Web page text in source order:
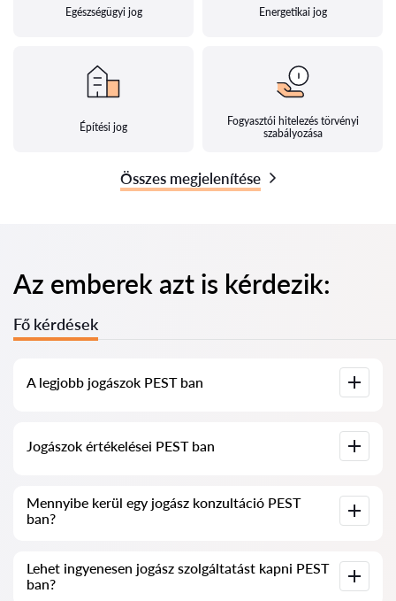
Egészségügyi jog Energetikai jog
Építési jog
Fogyasztói hitelezés törvényi
szabályozása
Összes megjelenítése
Az emberek azt is kérdezik:
Fő kérdések
A legjobb jogászok PEST ban
információval. Árak, értékelések, telefonszám és cím.
Jogászok értékelései PEST ban
jogászokról, nem töröljük a negatív véleményeket, és nincs
lehetőség manipulálni azokat.
Mennyibe kerül egy jogász konzultáció PEST
ban?
és felfelé (az árak a kérdés bonyolultságától és a válasz
formájától függően változhatnak).
Lehet ingyenesen jogász szolgáltatást kapni PEST
ban?